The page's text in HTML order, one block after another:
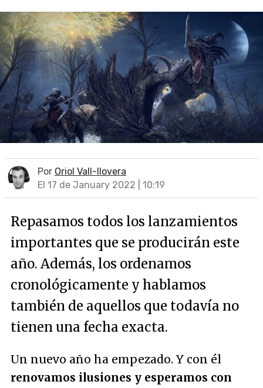
Por Oriol Vall-llovera
El 17 de January 2022 | 10:19
Repasamos todos los lanzamientos
importantes que se producirán este
año. Además, los ordenamos
cronológicamente y hablamos
también de aquellos que todavía no
tienen una fecha exacta.
Un nuevo año ha empezado. Y con él
renovamos ilusiones y esperamos con